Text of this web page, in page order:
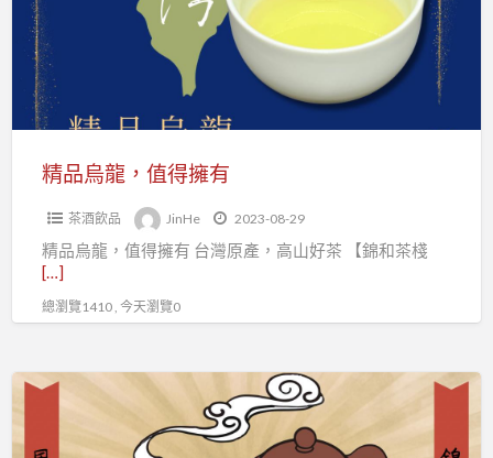
得
精品烏龍，值得擁有
茶酒飲品 JinHe 2023-08-29
精品烏龍，值得擁有 台灣原產，高山好茶 【錦和茶棧
[…]
總瀏覽1410 , 今天瀏覽0
來
杯，